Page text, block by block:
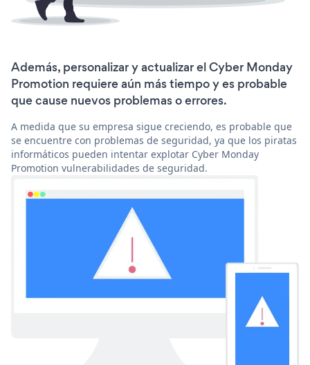
Además, personalizar y actualizar el Cyber Monday
Promotion requiere aún más tiempo y es probable
que cause nuevos problemas o errores.
A medida que su empresa sigue creciendo, es probable que
se encuentre con problemas de seguridad, ya que los piratas
informáticos pueden intentar explotar Cyber Monday
Promotion vulnerabilidades de seguridad.